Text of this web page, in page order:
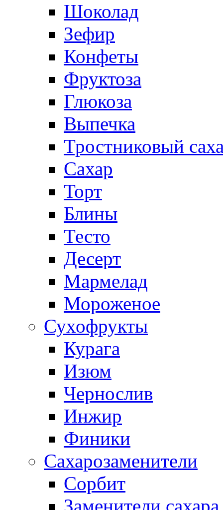
Шоколад
Зефир
Конфеты
Фруктоза
Глюкоза
Выпечка
Тростниковый
Сахар
Торт
Блины
Тесто
Десерт
Мармелад
Мороженое
Сухофрукты
Курага
Изюм
Чернослив
Инжир
Финики
Сахарозаменители
Сорбит